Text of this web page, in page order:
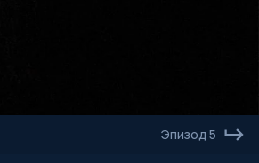
Эпизод 5